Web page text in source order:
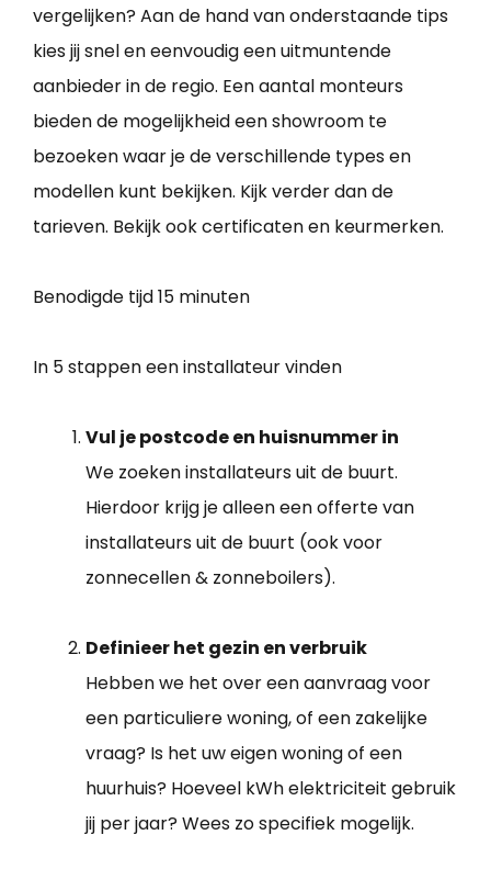
vergelijken? Aan de hand van onderstaande tips
kies jij snel en eenvoudig een uitmuntende
aanbieder in de regio. Een aantal monteurs
bieden de mogelijkheid een showroom te
bezoeken waar je de verschillende types en
modellen kunt bekijken. Kijk verder dan de
tarieven. Bekijk ook certificaten en keurmerken.
Benodigde tijd15 minuten
In 5 stappen een installateur vinden
Vul je postcode en huisnummer in
We zoeken installateurs uit de buurt.
Hierdoor krijg je alleen een offerte van
installateurs uit de buurt (ook voor
zonnecellen & zonneboilers).
Definieer het gezin en verbruik
Hebben we het over een aanvraag voor
een particuliere woning, of een zakelijke
vraag? Is het uw eigen woning of een
huurhuis? Hoeveel kWh elektriciteit gebruik
jij per jaar? Wees zo specifiek mogelijk.